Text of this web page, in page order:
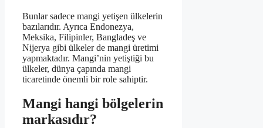
Bunlar sadece mangi yetişen ülkelerin
bazılarıdır. Ayrıca Endonezya,
Meksika, Filipinler, Bangladeş ve
Nijerya gibi ülkeler de mangi üretimi
yapmaktadır. Mangi’nin yetiştiği bu
ülkeler, dünya çapında mangi
ticaretinde önemli bir role sahiptir.
Mangi hangi bölgelerin
markasıdır?